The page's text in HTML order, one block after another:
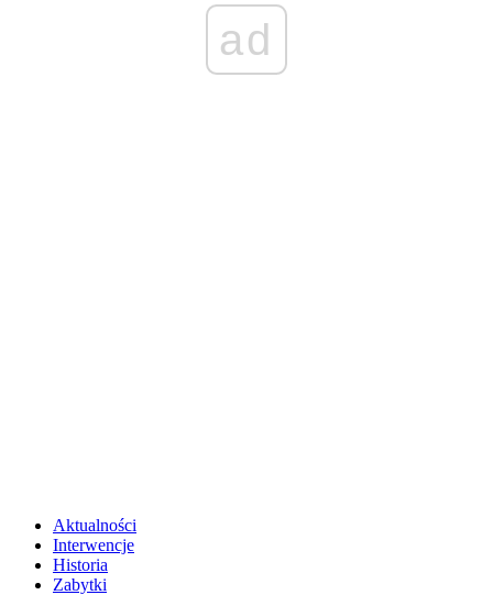
ad
Aktualności
Interwencje
Historia
Zabytki